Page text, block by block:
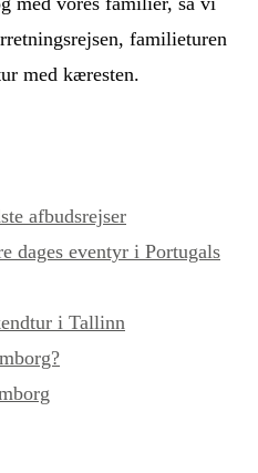
familieturen
med kæresten.
afbudsrejser
dages eventyr i Portugals
i Tallinn